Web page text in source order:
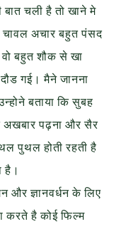
चली है तो खाने मे
चावल अचार बहुत पंसद
वो बहुत शौक से खा
गई। मैने जानना
बताया कि सुबह
पढ़ना और सैर
पुथल होती रहती है
है।
और ज्ञानवर्धन के लिए
है कोई फिल्म